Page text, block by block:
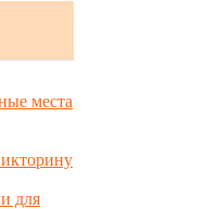
места
для